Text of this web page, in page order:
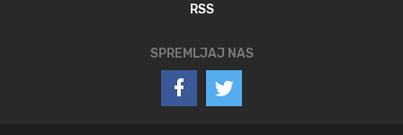
RSS
SPREMLJAJ NAS